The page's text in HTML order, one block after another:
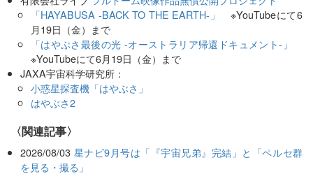
「HAYABUSA -BACK TO THE EARTH-」
※YouTubeにて6
月19日（金）まで
「はやぶさ最後の光 -オーストラリア帰還ドキュメント-」
※YouTubeにて6月19日（金）まで
JAXA宇宙科学研究所：
小惑星探査機「はやぶさ」
はやぶさ2
関連記事
2026/08/03 星ナビ9月号は「『宇宙兄弟』完結」と「ペルセ群
を見る・撮る」